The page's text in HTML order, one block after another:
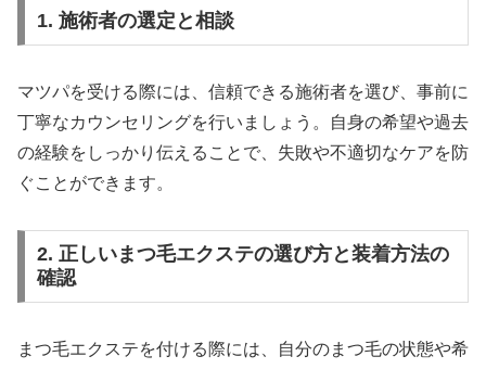
1. 施術者の選定と相談
マツパを受ける際には、信頼できる施術者を選び、事前に
丁寧なカウンセリングを行いましょう。自身の希望や過去
の経験をしっかり伝えることで、失敗や不適切なケアを防
ぐことができます。
2. 正しいまつ毛エクステの選び方と装着方法の
確認
まつ毛エクステを付ける際には、自分のまつ毛の状態や希